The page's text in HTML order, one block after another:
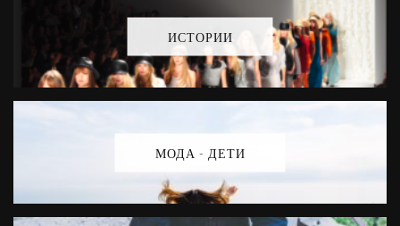
ИСТОРИИ
МОДА - ДЕТИ